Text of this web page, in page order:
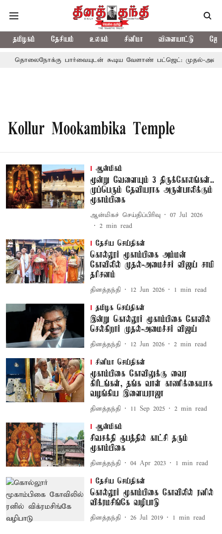
தமிழகம் தேசியம் உலகம் சினிமா விளையாட்டு
தொலைநோக்கு பார்வையுடன் கூடிய வேளாண் பட்ஜெட்: முதல்-
Kollur Mookambika Temple
ஆன்மிகம்
மூன்று வேளையும் 3 திருக்கோலங்கள்..
முப்பெரும் தேவியராக அருள்பாலிக்கும்
மூகாம்பிகை
ஆன்மிகச் செய்திப்பிரிவு
07 Jul 2026
2 min read
தேசிய செய்திகள்
கொல்லூர் மூகாம்பிகை அம்மன்
கோவிலில் முதல்-அமைச்சர் விஜய் சாமி
தரிசனம்
தினத்தந்தி 12 Jun 2026 1 min read
தமிழக செய்திகள்
இன்று கொல்லூர் மூகாம்பிகை கோவில்
செல்கிறார் முதல்-அமைச்சர் விஜய்
தினத்தந்தி 12 Jun 2026 2 min read
சினிமா செய்திகள்
மூகாம்பிகை கோவிலுக்கு வைர
கிரீடங்கள், தங்க வாள் காணிக்கையாக
வழங்கிய இளையராஜா
தினத்தந்தி 11 Sep 2025 2 min read
ஆன்மிகம்
சிவசக்தி ரூபத்தில் காட்சி தரும்
மூகாம்பிகை
தினத்தந்தி 04 Apr 2023 1 min read
தேசிய செய்திகள்
கொல்லூர் மூகாம்பிகை கோவிலில் ரனில்
விக்ரமசிங்கே வழிபாடு
தினத்தந்தி 26 Jul 2019 1 min read